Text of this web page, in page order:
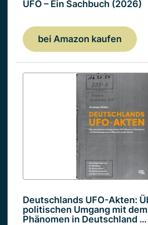
UFO – Ein Sachbuch (2026)
bei Amazon kaufen
Deutschlands UFO-Akten:
politischen Umgang mit
Phänomen in Deutschland …